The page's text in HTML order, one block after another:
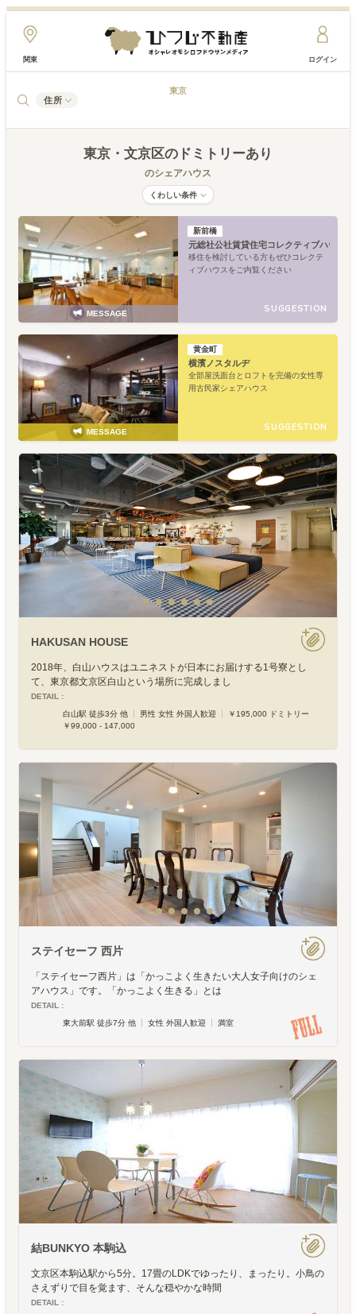
関東 ログイン
住所
東京
東京 ・文京区のドミトリーあり
のシェアハウス
くわしい条件
MESSAGE
新前橋
元総社公社賃貸住宅コレクティブハウス
移住を検討している方もぜひコレクテ
ィブハウスをご内覧ください
SUGGESTION
MESSAGE
黄金町
横濱ノスタルヂ
全部屋洗面台とロフトを完備の女性専
用古民家シェアハウス
SUGGESTION
HAKUSAN HOUSE
2018年、白山ハウスはユニネストが日本にお届けする1号寮とし
て、東京都文京区白山という場所に完成しまし
DETAIL :
白山駅 徒歩3分 他
男性 女性 外国人歓迎
￥195,000 ドミトリー
￥99,000 - 147,000
ステイセーフ 西片
「ステイセーフ西片」は「かっこよく生きたい大人女子向けのシェ
アハウス」です。「かっこよく生きる」とは
DETAIL :
東大前駅 徒歩7分 他
女性 外国人歓迎 満室
結BUNKYO 本駒込
文京区本駒込駅から5分。17畳のLDKでゆったり、まったり。小鳥の
さえずりで目を覚ます、そんな穏やかな時間
DETAIL :